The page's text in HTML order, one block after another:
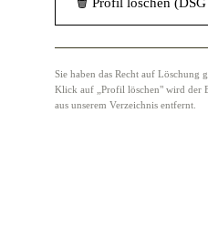
Sie haben das Recht auf Löschung
Klick auf „Profil löschen" wird der
aus unserem Verzeichnis entfernt.